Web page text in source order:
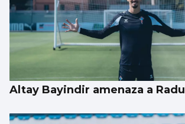
Altay Bayindir amenaza a Radu